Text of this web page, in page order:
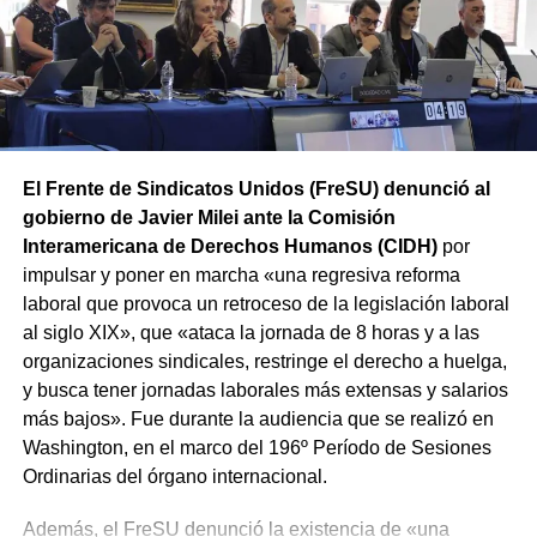
provincias en el marco de la Jornada Nacional de Lucha
convocada por el sindicato.
El Frente de Sindicatos Unidos (FreSU) denunció al
gobierno de Javier Milei ante la Comisión
Interamericana de Derechos Humanos (CIDH)por
impulsar y poner en marcha «una regresiva reforma
laboral que provoca un retroceso de la legislación laboral
al siglo XIX», que «ataca la jornada de 8 horas y a las
organizaciones sindicales, restringe el derecho a huelga,
y busca tener jornadas laborales más extensas y salarios
más bajos». Fue durante la audiencia que se realizó en
Washington, en el marco del 196º Período de Sesiones
Ordinarias del órgano internacional.
Además, el FreSU denunció la existencia de «una